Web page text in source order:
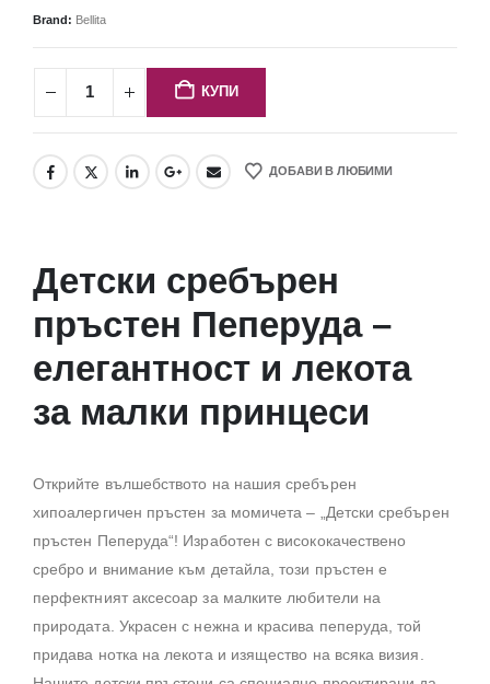
Brand: Bellita
КУПИ
ДОБАВИ В ЛЮБИМИ
Детски сребърен
пръстен Пеперуда –
елегантност и лекота
за малки принцеси
Открийте вълшебството на нашия сребърен
хипоалергичен пръстен за момичета – „Детски сребърен
пръстен Пеперуда“! Изработен с висококачествено
сребро и внимание към детайла, този пръстен е
перфектният аксесоар за малките любители на
природата. Украсен с нежна и красива пеперуда, той
придава нотка на лекота и изящество на всяка визия.